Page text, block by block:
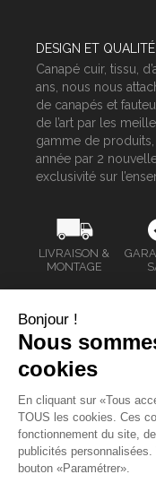
DESIGN ET
Canapé cuir, tissu,
ans, nous nous
de canapés et
de l’art par les
gamme de
année par 2
exclusivité sur
LIVRAISON &
MONTAGE
Bonjour !
Nous
cookies
En cliquant sur «Tous
TOUS les cookies. Ces
fonctionnement du site,
publicités
bouton «Paramétrer».